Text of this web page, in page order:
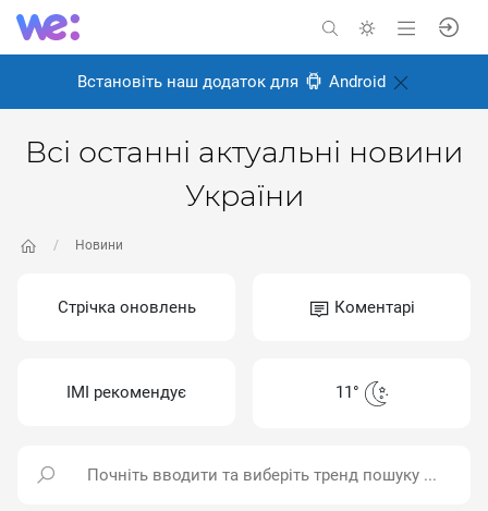
Встановіть наш додаток для Android
Всі останні актуальні новини
України
Новини
Стрічка оновлень Коментарі
ІМІ рекомендує 11°